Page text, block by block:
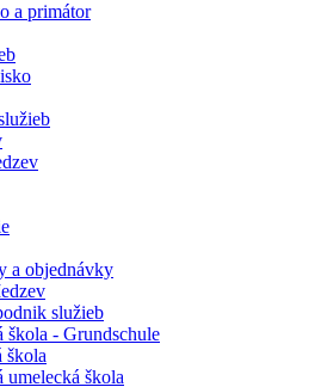
a primátor
a objednávky
služieb
škola - Grundschule
škola
umelecká škola